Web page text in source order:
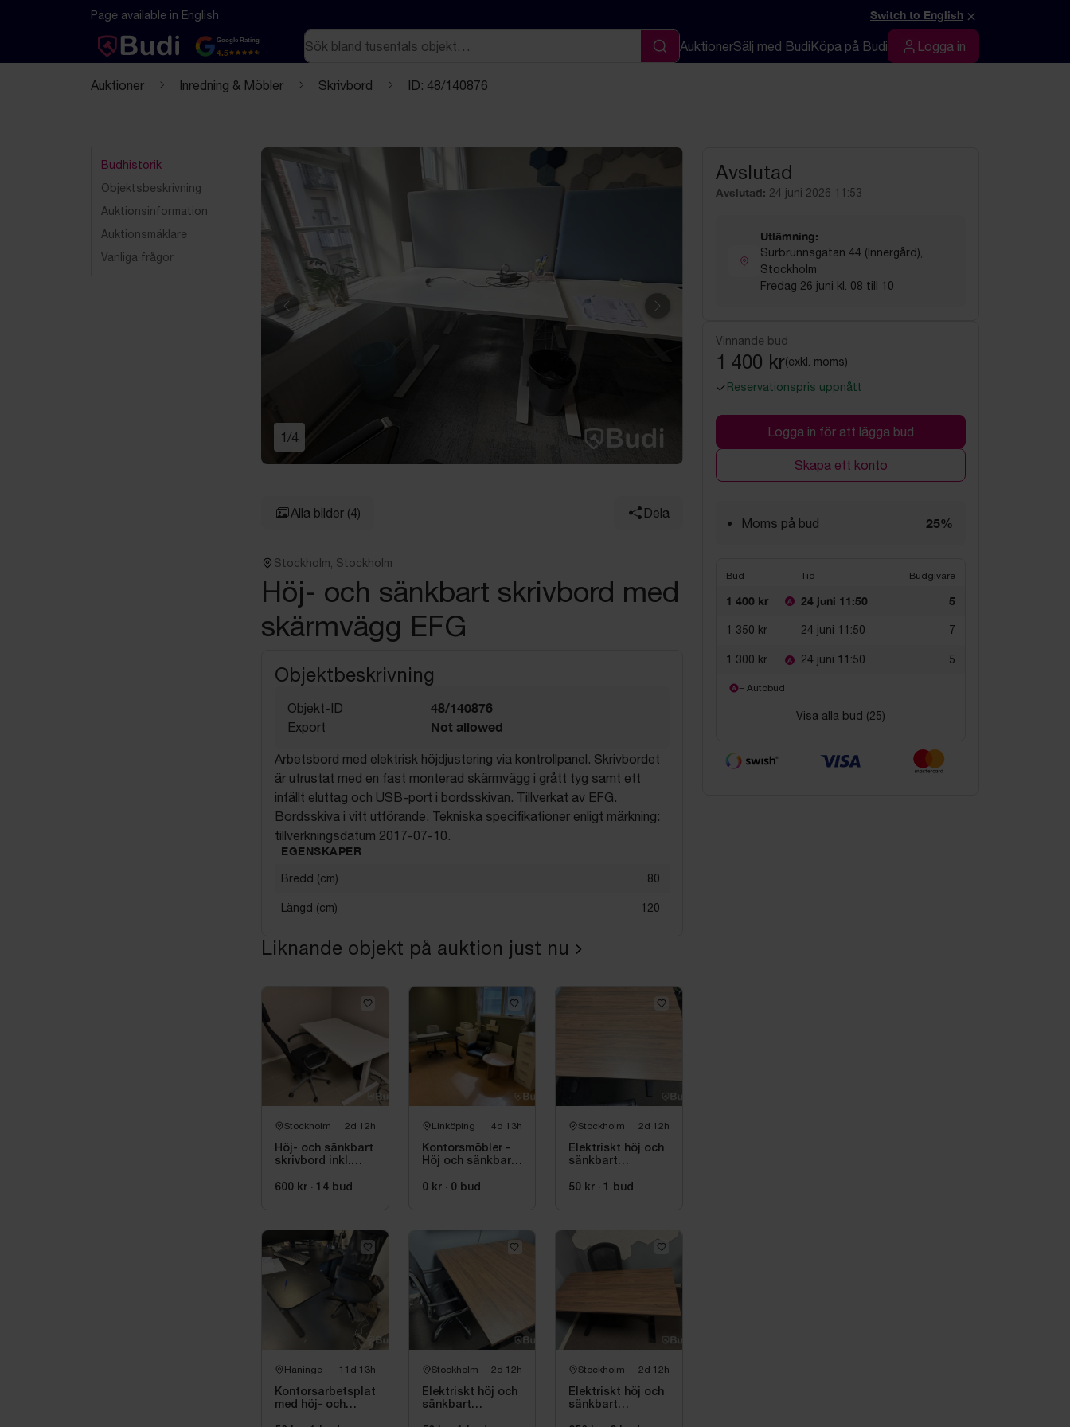
Hoppa till innehåll
Textbaserad (markdown) version av denna sida
Page available in English Switch to English ×
Google Rating
4.5
Sök
Sök
AuktionerSälj med BudiKöpa på Budi Logga in
Logga in
Auktioner Inredning & Möbler Skrivbord ID: 48/140876
Budhistorik
Objektsbeskrivning
Auktionsinformation
Auktionsmäklare
Vanliga frågor
Föregående Nästa
1 /4
Alla bilder (4) Dela
Stockholm, Stockholm
Höj- och sänkbart skrivbord med
skärmvägg EFG
Objektbeskrivning
Objekt-ID 48/140876
Export Not allowed
Arbetsbord med elektrisk höjdjustering via kontrollpanel. Skrivbordet
är utrustat med en fast monterad skärmvägg i grått tyg samt ett
infällt eluttag och USB-port i bordsskivan. Tillverkat av EFG.
Bordsskiva i vitt utförande. Tekniska specifikationer enligt märkning:
tillverkningsdatum 2017-07-10.
EGENSKAPER
Bredd (cm) 80
Längd (cm) 120
Liknande objekt på auktion just nu
Stockholm 2d 12h
Höj- och sänkbart
skrivbord inkl.
600 kr · 14 bud
Linköping 4d 13h
Kontorsmöbler -
Höj och sänkbart
skrivare, hyllor
0 kr · 0 bud
Stockholm 2d 12h
Elektriskt höj och
sänkbart
kontorsstol
50 kr · 1 bud
Haninge 11d 13h
Kontorsarbetsplats
med höj- och
Stockholm 2d 12h
Elektriskt höj och
sänkbart
Stockholm 2d 12h
Elektriskt höj och
sänkbart
Avslutad
Avslutad: 24 juni 2026 11:53
Utlämning:
Surbrunnsgatan 44 (Innergård),
Stockholm
Fredag 26 juni kl. 08 till 10
Vinnande bud
1 400 kr(exkl. moms)
Reservationspris uppnått
Logga in för att lägga bud
Skapa ett konto
Moms på bud 25%
Bud Tid Budgivare
1 400 kr 24 juni 11:50 5
1 350 kr 24 juni 11:50 7
1 300 kr 24 juni 11:50 5
= Autobud
Visa alla bud (25)